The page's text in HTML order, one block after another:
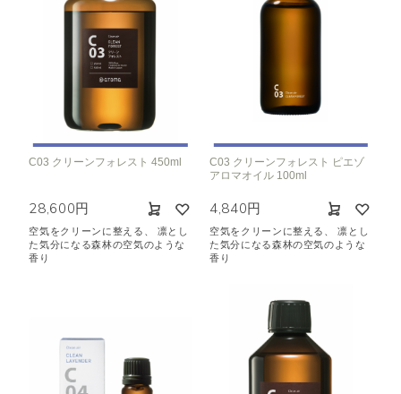
C03 クリーンフォレスト 450ml
28,600円
空気をクリーンに整える、 凛とし
た気分になる森林の空気のような
香り
C03 クリーンフォレスト ピエゾ
アロマオイル 100ml
4,840円
空気をクリーンに整える、 凛とし
た気分になる森林の空気のような
香り